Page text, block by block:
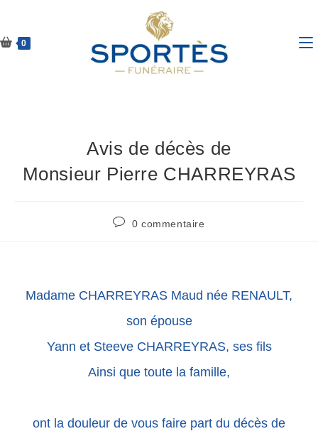
0
Avis de décès de
Monsieur Pierre CHARREYRAS
0 commentaire
Madame CHARREYRAS Maud née RENAULT,
son épouse
Yann et Steeve CHARREYRAS, ses fils
Ainsi que toute la famille,
ont la douleur de vous faire part du décès de